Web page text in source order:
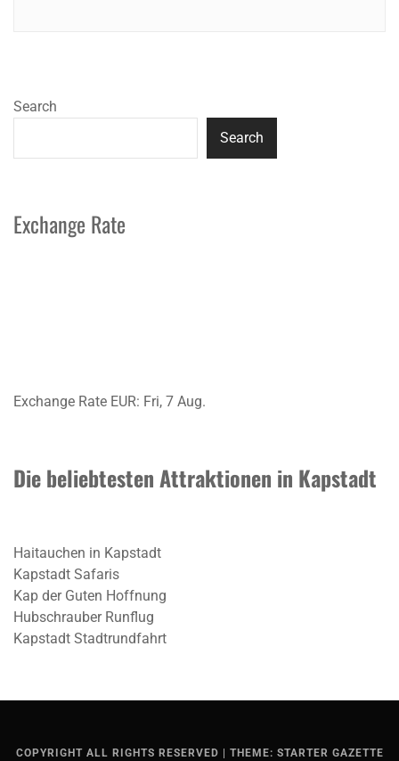
Search
Search
Exchange Rate
Exchange Rate EUR: Fri, 7 Aug.
Die beliebtesten Attraktionen in Kapstadt
Haitauchen in Kapstadt
Kapstadt Safaris
Kap der Guten Hoffnung
Hubschrauber Runflug
Kapstadt Stadtrundfahrt
COPYRIGHT ALL RIGHTS RESERVED THEME: STARTER GAZETTE